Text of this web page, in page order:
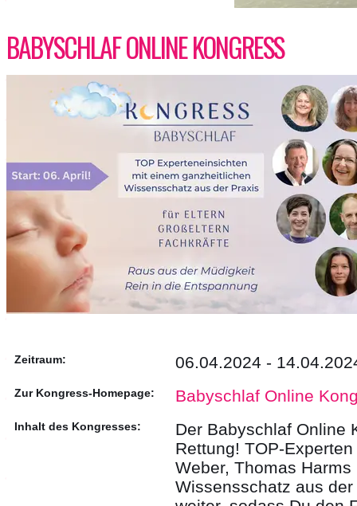
BABYSCHLAF ONLINE KONGRESS
Zeitraum: 06.04.2024 -
Zur Kongress-Homepage: Babyschlaf Online
Inhalt des Kongresses:
Der Babyschlaf Online
Rettung! TOP-
Weber, Thomas
Wissensschatz aus